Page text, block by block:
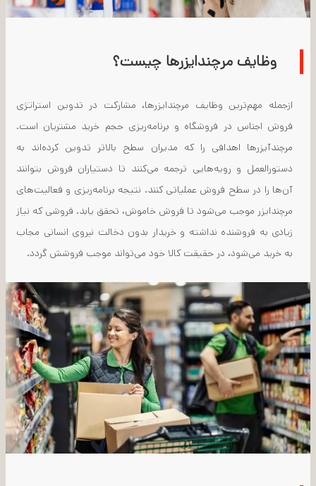
وظایف مرچندایزرها چیست؟
ازجمله مهم‌ترین وظایف مرچندایزرها، مشارکت در تدوین استراتژی
فروش اجناس در فروشگاه و برنامه‌ریزی حجم خرید مشتریان است.
مرچندآیزرها اهدافی را که مدیران سطح بالاتر تدوین کرده‌اند به
دستورالعمل و رویه‌هایی ترجمه می‌کنند تا دستیاران فروش بتوانند
آن‌ها را در سطح فروش عملیاتی کنند. نتیجه برنامه‌ریزی و فعالیت‌های
مرچندایزر موجب می‌شود تا فروش خاموش، تحقق یابد. فروشی که نیاز
زیادی به فروشنده نداشته و خریدار بدون دخالت نیروی انسانی مجاب
به خرید می‌شود، در حقیقت کالا خود می‌تواند موجب فروشش گردد.